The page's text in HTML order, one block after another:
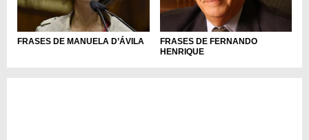
FRASES DE MANUELA D’ÁVILA
FRASES DE FERNANDO
HENRIQUE